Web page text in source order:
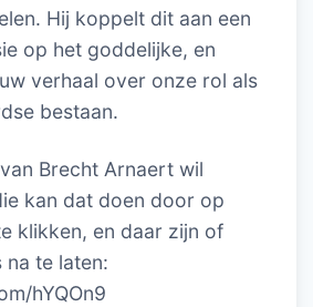
Hij koppelt dit aan een
op het goddelijke, en
verhaal over onze rol als
bestaan.
Brecht Arnaert wil
kan dat doen door op
klikken, en daar zijn of
na te laten:
hYQOn9